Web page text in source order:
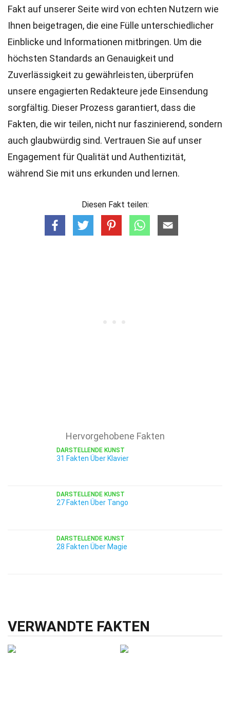
Fakt auf unserer Seite wird von echten Nutzern wie
Ihnen beigetragen, die eine Fülle unterschiedlicher
Einblicke und Informationen mitbringen. Um die
höchsten Standards an Genauigkeit und
Zuverlässigkeit zu gewährleisten, überprüfen
unsere engagierten Redakteure jede Einsendung
sorgfältig. Dieser Prozess garantiert, dass die
Fakten, die wir teilen, nicht nur faszinierend, sondern
auch glaubwürdig sind. Vertrauen Sie auf unser
Engagement für Qualität und Authentizität,
während Sie mit uns erkunden und lernen.
Diesen Fakt teilen:
Hervorgehobene Fakten
DARSTELLENDE KUNST
31 Fakten Über Klavier
DARSTELLENDE KUNST
27 Fakten Über Tango
DARSTELLENDE KUNST
28 Fakten Über Magie
VERWANDTE FAKTEN